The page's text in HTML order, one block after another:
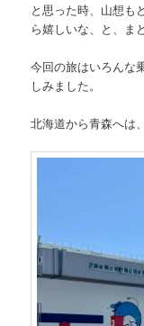
と思った時、山想も
ら嬉しいな、と、ま
今回の旅はいろんな
しみました。
北海道から青森へは